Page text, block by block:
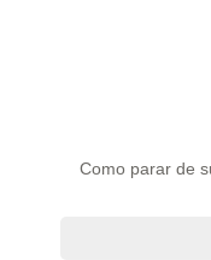
Como parar de